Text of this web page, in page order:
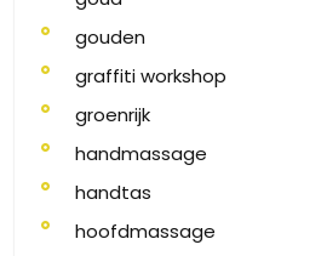
gouden
graffiti workshop
groenrijk
handmassage
handtas
hoofdmassage